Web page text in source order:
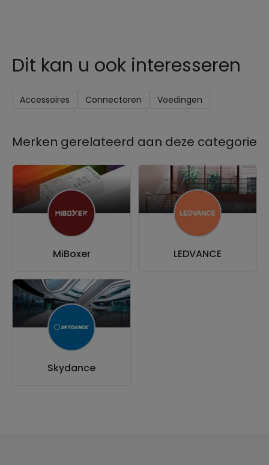
Dit kan u ook interesseren
Accessoires Connectoren Voedingen
Merken gerelateerd aan deze categorie
MiBoxer LEDVANCE
Skydance